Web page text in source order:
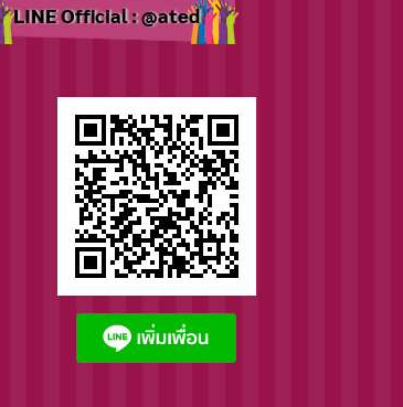
LINE Official : @ated